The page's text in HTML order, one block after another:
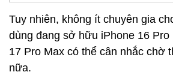
Tuy nhiên, không ít chuyên gia
dùng đang sở hữu iPhone 16 Pro
17 Pro Max có thể cân nhắc chờ
nữa.